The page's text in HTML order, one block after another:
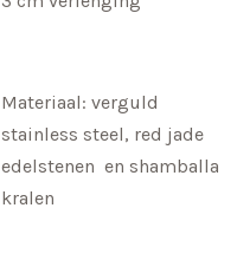
Materiaal: verguld
stainless steel, red jade
edelstenen en shamballa
kralen